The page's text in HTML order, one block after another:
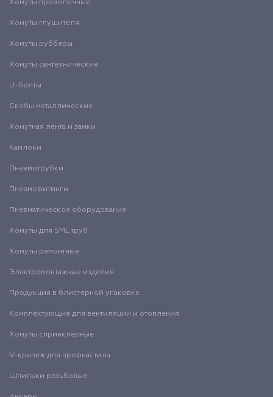
Хомуты проволочные
Хомуты глушителя
Хомуты рубберы
Хомуты сантехнические
U-болты
Скобы металлические
Хомутная лента и замки
Камлоки
Пневмотрубки
Пневмофитинги
Пневматическое оборудование
Хомуты для SML труб
Хомуты ремонтные
Электромонтажные изделия
Продукция в блистерной упаковке
Комплектующие для вентиляции и отопления
Хомуты спринклерные
V-крепеж для профнастила
Шпильки резьбовые